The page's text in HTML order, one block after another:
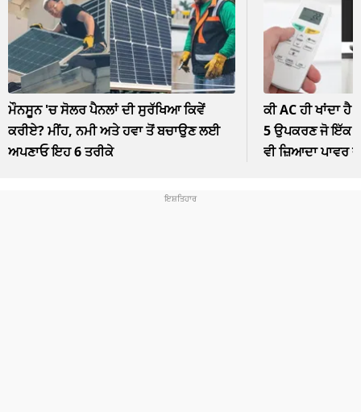
ਮੌਨਸੂਨ 'ਚ ਸੋਲਰ ਪੈਨਲਾਂ ਦੀ ਸੁਰੱਖਿਆ ਕਿਵੇਂ
ਕਰੀਏ? ਮੀਂਹ, ਨਮੀ ਅਤੇ ਹਵਾ ਤੋਂ ਬਚਾਉਣ ਲਈ
ਅਪਣਾਓ ਇਹ 6 ਤਰੀਕੇ
ਕੀ AC ਹੀ ਖਾਂਦਾ
5 ਉਪਕਰਣ ਜੋ ਇੱਕ
ਵੀ ਜ਼ਿਆਦਾ ਪਾਵਰ